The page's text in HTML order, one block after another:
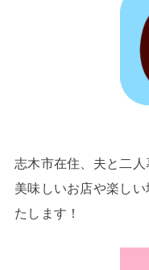
志木市在住、夫と二人
美味しいお店や楽し
たします！